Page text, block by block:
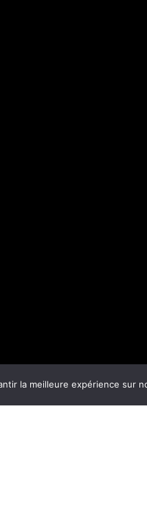
la meilleure expérience